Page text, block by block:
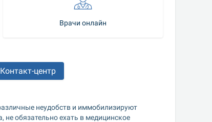
Врачи онлайн
Контакт-центр
неудобств и иммобилизируют
обязательно ехать в медицинское